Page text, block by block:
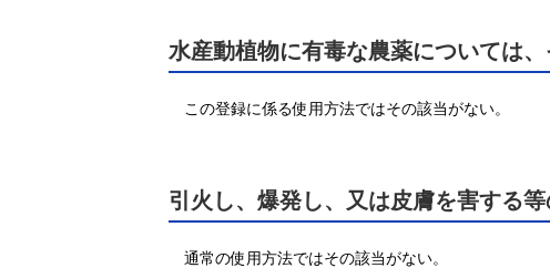
水産動植物に有毒な農薬については
この登録に係る使用方法ではその該当がない。
引火し、爆発し、又は皮膚を害する
通常の使用方法ではその該当がない。